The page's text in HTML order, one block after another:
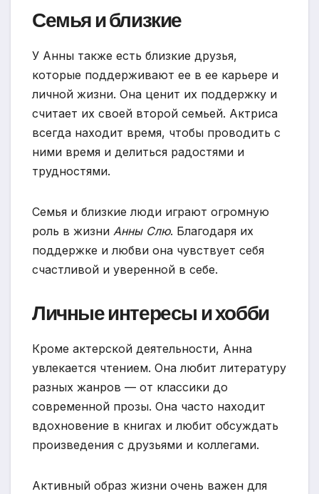
Семья и близкие
У Анны также есть близкие друзья,
которые поддерживают ее в ее карьере и
личной жизни. Она ценит их поддержку и
считает их своей второй семьей. Актриса
всегда находит время, чтобы проводить с
ними время и делиться радостями и
трудностями.
Семья и близкие люди играют огромную
роль в жизни Анны Слю. Благодаря их
поддержке и любви она чувствует себя
счастливой и уверенной в себе.
Личные интересы и хобби
Кроме актерской деятельности, Анна
увлекается чтением. Она любит литературу
разных жанров — от классики до
современной прозы. Она часто находит
вдохновение в книгах и любит обсуждать
произведения с друзьями и коллегами.
Активный образ жизни очень важен для